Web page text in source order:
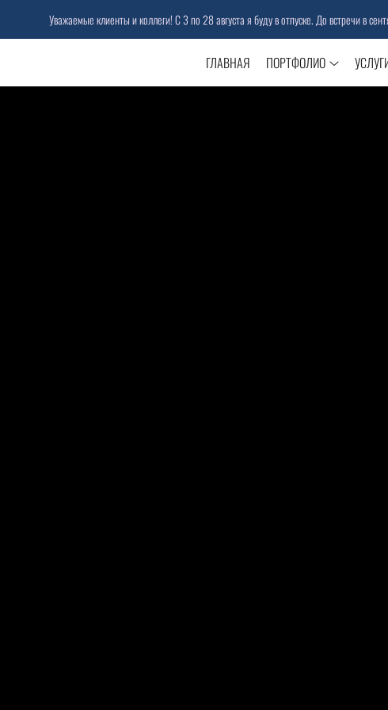
ГЛАВНАЯ ПОРТФОЛИО
Уважаемые клиенты и коллеги! С 3 по 28 августа я буду в отпуске. До встречи в сентябре!